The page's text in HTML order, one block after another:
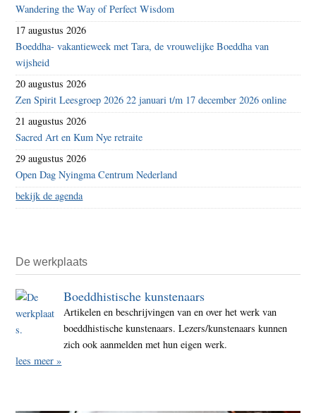
Wandering the Way of Perfect Wisdom
17 augustus 2026
Boeddha- vakantieweek met Tara, de vrouwelijke Boeddha van
wijsheid
20 augustus 2026
Zen Spirit Leesgroep 2026 22 januari t/m 17 december 2026 online
21 augustus 2026
Sacred Art en Kum Nye retraite
29 augustus 2026
Open Dag Nyingma Centrum Nederland
bekijk de agenda
De werkplaats
Boeddhistische kunstenaars
Artikelen en beschrijvingen van en over het werk van
boeddhistische kunstenaars. Lezers/kunstenaars kunnen
zich ook aanmelden met hun eigen werk.
lees meer »